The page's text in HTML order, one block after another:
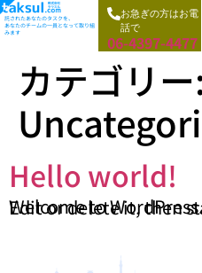
託されたあなたのタスクを、
あなたのチームの一員となって取り組
みます
お急ぎの方はお電
話で
06-4397-4477
カテゴリー:
Hello world!
Welcome to WordPress. This is your first post. Edit